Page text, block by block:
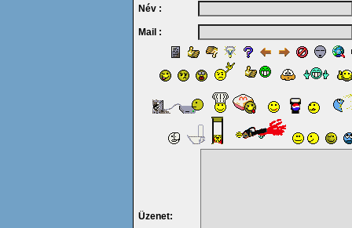
Név :
Mail :
Üzenet: